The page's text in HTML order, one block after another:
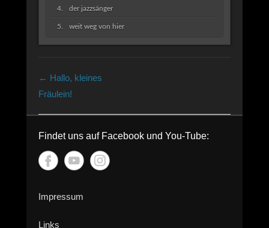
der jazzsänger
weit weg von hier
Beitragsnavigation
← Hallo, kleines
Fräulein!
Findet uns auf Facebook und You-Tube:
Impressum
Links